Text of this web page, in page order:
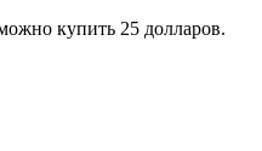
купить 25 долларов.